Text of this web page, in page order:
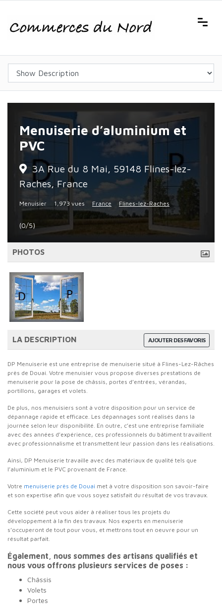
Menuiserie d’aluminium et
PVC
3A Rue du 8 Mai, 59148 Flines-lez-
Raches, France
Menuisier 1,973 vues France Flines-lez-Raches
(0/5)
PHOTOS
AJOUTER DES FAVORIS
LA DESCRIPTION
DP Menuiserie est une entreprise de menuiserie situé à Flines-Lez-Râches
près de Douai. Votre menuisier vous propose diverses prestations de
menuiserie pour la pose de châssis, portes d’entrées, vérandas,
portillons, garages et volets.
De plus, nos menuisiers sont à votre disposition pour un service de
dépannage rapide et efficace. Les dépannages sont réalisés dans la
journée selon leur disponibilité. En outre, c’est une entreprise familiale
avec des années d’expérience, ces professionnels du bâtiment travaillent
avec professionnalisme et transmettent leur passion dans les réalisations.
Ainsi, DP Menuiserie travaille avec des matériaux de qualité tels que
l’aluminium et le PVC provenant de France.
Votre menuiserie près de Douai met à votre disposition son savoir-faire
et son expertise afin que vous soyez satisfait du résultat de vos travaux.
Cette société peut vous aider à réaliser tous les projets du
développement à la fin des travaux. Nos experts en menuiserie
s’occuperont de tout pour vous, et mettrons tout en oeuvre pour un
résultat parfait.
Également, nous sommes des artisans qualifiés et
nous vous offrons plusieurs services de poses :
Châssis
Volets
Portes